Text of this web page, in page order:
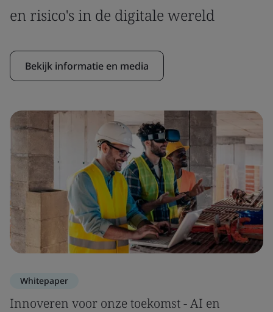
en risico's in de digitale wereld
Bekijk informatie en media
Whitepaper
Innoveren voor onze toekomst - AI en